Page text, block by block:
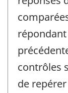
contrôles
de